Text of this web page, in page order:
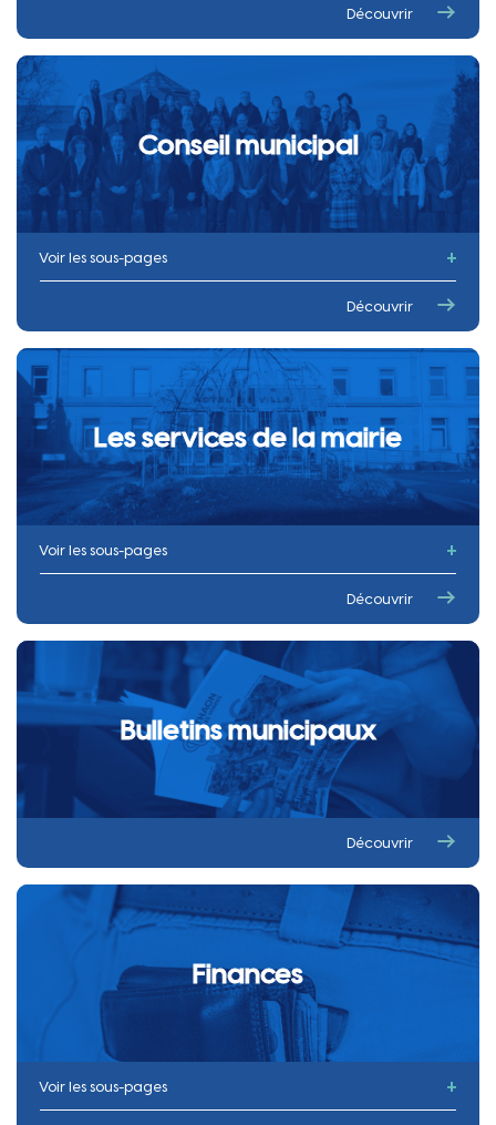
Vidéo de présentation de chaque adjoint
Découvrir
Conseil municipal
Voir les sous-pages
Comptes-rendus
Découvrir
Les services de la mairie
Voir les sous-pages
Coordonnées des services municipaux
Découvrir
Bulletins municipaux
Découvrir
Finances
Voir les sous-pages